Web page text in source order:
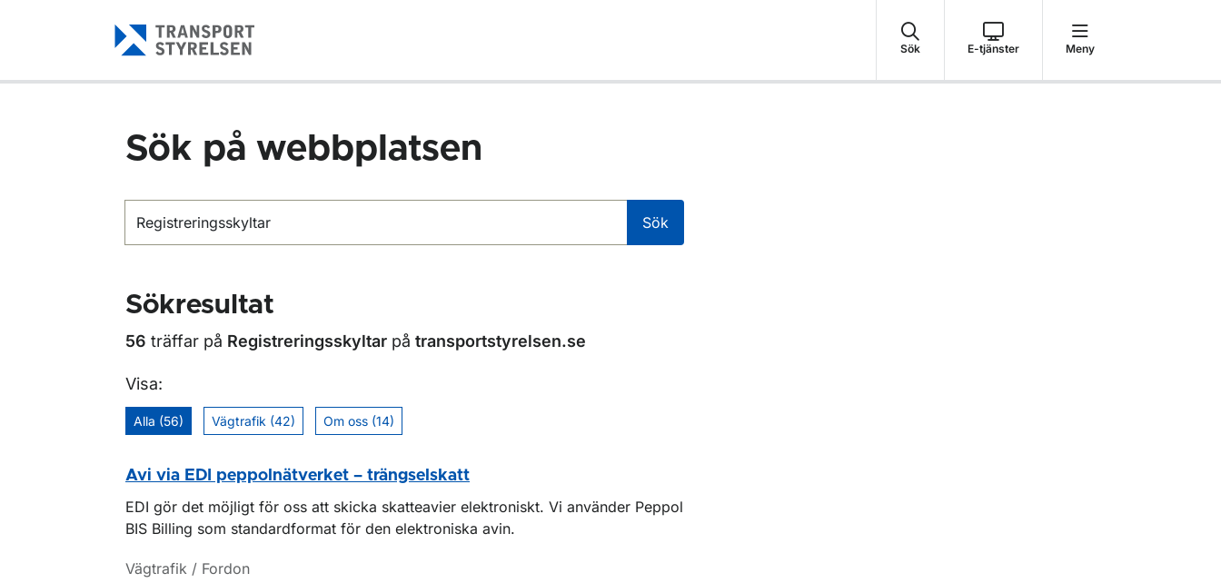
Gå till sidans innehåll
Sök E-tjänster Meny
Sök på webbplatsen
Sök
Sökresultat
56 träffar på Registreringsskyltar på transportstyrelsen.se
Visa:
Alla (56) Vägtrafik (42) Om oss (14)
Avi via EDI peppolnätverket – trängselskatt
EDI gör det möjligt för oss att skicka skatteavier elektroniskt. Vi använder Peppol
BIS Billing som standardformat för den elektroniska avin.
Vägtrafik / Fordon